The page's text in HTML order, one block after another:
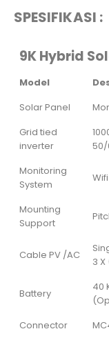
SPESIFIKASI :
9K Hybrid
Model
Solar Panel
Grid tied
inverter
50/
Monitoring
System
Wifi
Mounting
Support
Cable PV /AC
3
Battery
40
Connector